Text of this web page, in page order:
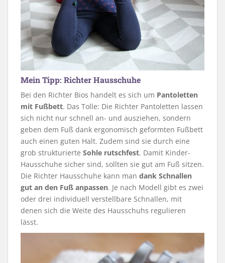
Mein Tipp: Richter Hausschuhe
Bei den Richter Bios handelt es sich um Pantoletten
mit Fußbett. Das Tolle: Die Richter Pantoletten lassen
sich nicht nur schnell an- und ausziehen, sondern
geben dem Fuß dank ergonomisch geformten Fußbett
auch einen guten Halt. Zudem sind sie durch eine
grob strukturierte Sohle rutschfest. Damit Kinder-
Hausschuhe sicher sind, sollten sie gut am Fuß sitzen.
Die Richter Hausschuhe kann man dank Schnallen
gut an den Fuß anpassen. Je nach Modell gibt es zwei
oder drei individuell verstellbare Schnallen, mit
denen sich die Weite des Hausschuhs regulieren
lässt.